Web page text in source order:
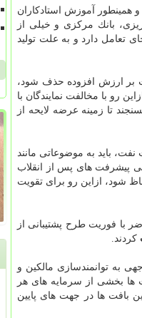
همینطور آموزش استادكاران
بانك مركزی و خیلی از
تعامل دارد و به علت تولید
بر ارزش افزوده حذف شود،
رو با مخالفت نمایندگان با
تا زمینه عرضه لایحه از
باید به موضوعاتی مانند
پیشرفت های پس از انقلاب
شود، ازاین رو برای تقویت
با 123رأی موافق، 24 رأی مخالف و 4 رأی ممتنع ازمجموع 196 نماینده حاضر با فوریت طرح پشتیبانی از
كردند.
به توانمندسازی مالكین و
ها بخشی از سرمایه های هر
بافت ها در جهت های پایین